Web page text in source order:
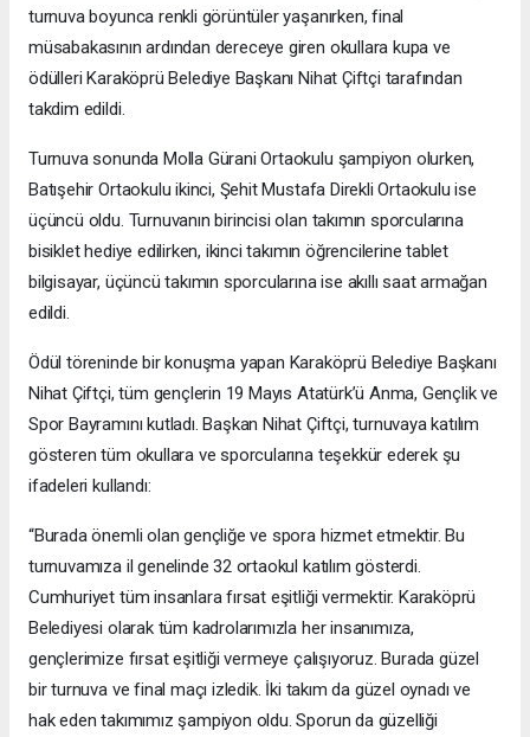
turnuva boyunca renkli görüntüler yaşanırken, final
müsabakasının ardından dereceye giren okullara kupa ve
ödülleri Karaköprü Belediye Başkanı Nihat Çiftçi tarafından
takdim edildi.
Turnuva sonunda Molla Gürani Ortaokulu şampiyon olurken,
Batışehir Ortaokulu ikinci, Şehit Mustafa Direkli Ortaokulu ise
üçüncü oldu. Turnuvanın birincisi olan takımın sporcularına
bisiklet hediye edilirken, ikinci takımın öğrencilerine tablet
bilgisayar, üçüncü takımın sporcularına ise akıllı saat armağan
edildi.
Ödül töreninde bir konuşma yapan Karaköprü Belediye Başkanı
Nihat Çiftçi, tüm gençlerin 19 Mayıs Atatürk’ü Anma, Gençlik ve
Spor Bayramını kutladı. Başkan Nihat Çiftçi, turnuvaya katılım
gösteren tüm okullara ve sporcularına teşekkür ederek şu
ifadeleri kullandı:
“Burada önemli olan gençliğe ve spora hizmet etmektir. Bu
turnuvamıza il genelinde 32 ortaokul katılım gösterdi.
Cumhuriyet tüm insanlara fırsat eşitliği vermektir. Karaköprü
Belediyesi olarak tüm kadrolarımızla her insanımıza,
gençlerimize fırsat eşitliği vermeye çalışıyoruz. Burada güzel
bir turnuva ve final maçı izledik. İki takım da güzel oynadı ve
hak eden takımımız şampiyon oldu. Sporun da güzelliği